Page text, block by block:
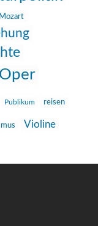
Mozart
Oper
Publikum reisen
Violine